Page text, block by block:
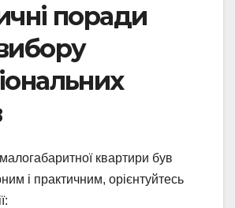
поради
квартири був
і практичним, орієнтуйтесь